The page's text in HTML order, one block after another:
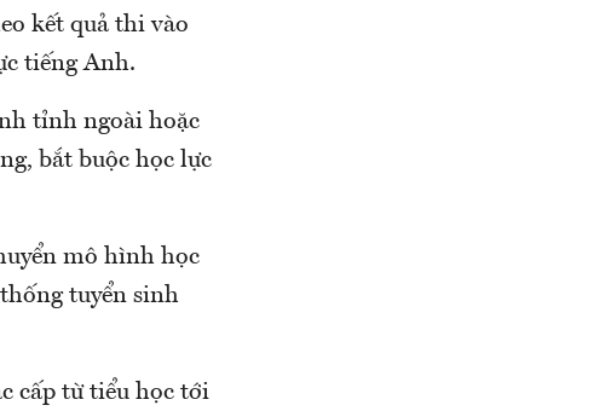
kết quả thi vào
tiếng Anh.
tỉnh ngoài hoặc
bắt buộc học lực
mô hình học
tuyển sinh
cấp từ tiểu học tới